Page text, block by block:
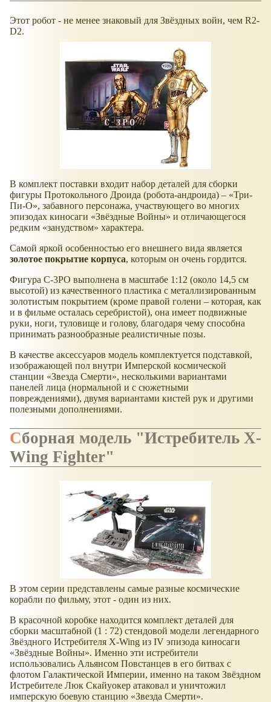
Этот робот - не менее знаковый для Звёздных войн, чем R2-
D2.
В комплект поставки входит набор деталей для сборки
фигуры Протокольного Дроида (робота-андроида) – «Три-
Пи-О», забавного персонажа, участвующего во многих
эпизодах киносаги «Звёздные Войны» и отличающегося
редким «занудством» характера.
Самой яркой особенностью его внешнего вида является
золотое покрытие корпуса, которым он очень гордится.
Фигура C-3PO выполнена в масштабе 1:12 (около 14,5 см
высотой) из качественного пластика с металлизированным
золотистым покрытием (кроме правой голени – которая, как
и в фильме осталась серебристой), она имеет подвижные
руки, ноги, туловище и голову, благодаря чему способна
принимать разнообразные реалистичные позы.
В качестве аксессуаров модель комплектуется подставкой,
изображающей пол внутри Имперской космической
станции «Звезда Смерти», несколькими вариантами
панелей лица (нормальной и с сюжетными
повреждениями), двумя вариантами кистей рук и другими
полезными дополнениями.
Сборная модель "Истребитель X-
Wing Fighter"
В этом серии представлены самые разные космические
корабли по фильму, этот - один из них.
В красочной коробке находится комплект деталей для
сборки масштабной (1 : 72) стендовой модели легендарного
Звёздного Истребителя X-Wing из IV эпизода киносаги
«Звёздные Войны». Именно эти истребители
использовались Альянсом Повстанцев в его битвах с
флотом Галактической Империи, именно на таком Звёздном
Истребителе Люк Скайуокер атаковал и уничтожил
имперскую боевую станцию «Звезда Смерти».